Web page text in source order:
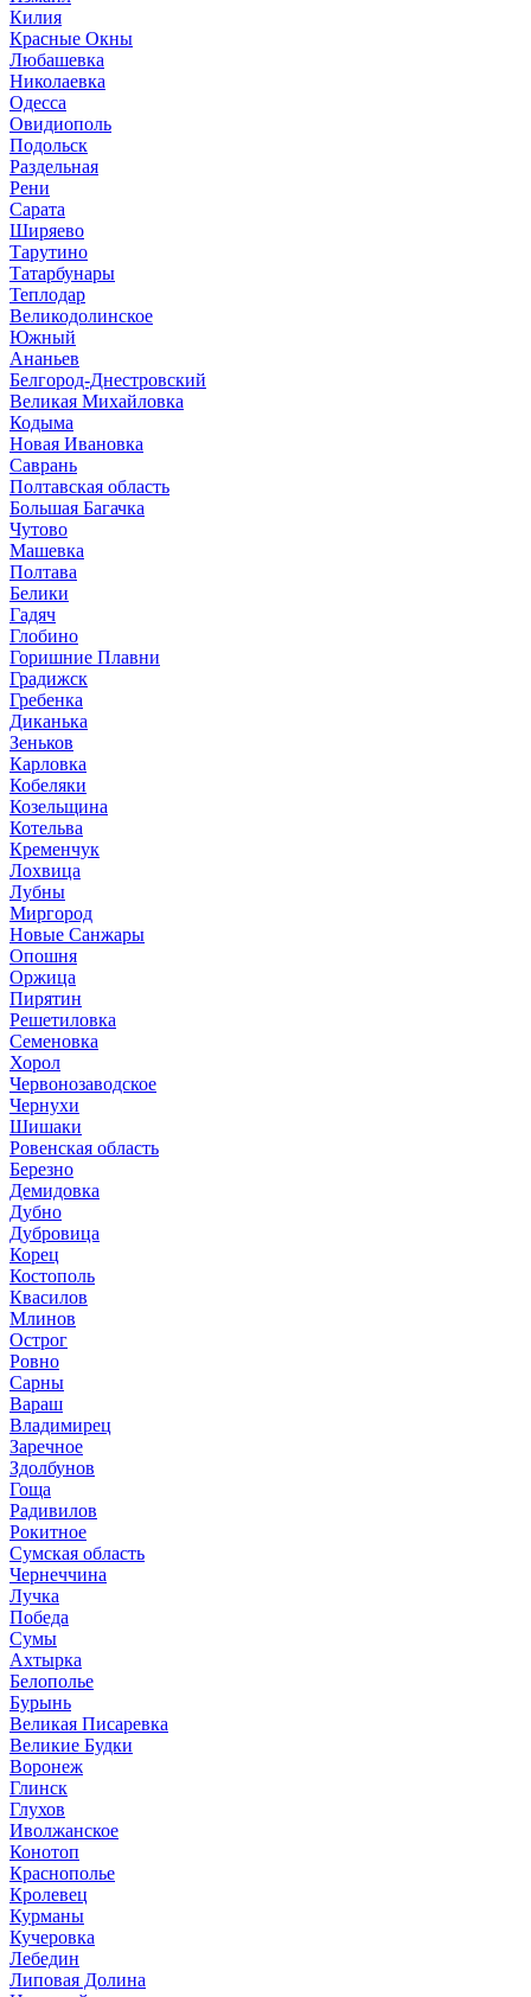
Килия
Красные Окны
Любашевка
Николаевка
Одесса
Овидиополь
Подольск
Раздельная
Рени
Сарата
Ширяево
Тарутино
Татарбунары
Теплодар
Великодолинское
Южный
Ананьев
Белгород-Днестровский
Великая Михайловка
Кодыма
Новая Ивановка
Саврань
Полтавская область
Большая Багачка
Чутово
Машевка
Полтава
Белики
Гадяч
Глобино
Горишние Плавни
Градижск
Гребенка
Диканька
Зеньков
Карловка
Кобеляки
Козельщина
Котельва
Кременчук
Лохвица
Лубны
Миргород
Новые Санжары
Опошня
Оржица
Пирятин
Решетиловка
Семеновка
Хорол
Червонозаводское
Чернухи
Шишаки
Ровенская область
Березно
Демидовка
Дубно
Дубровица
Корец
Костополь
Квасилов
Млинов
Острог
Ровно
Сарны
Вараш
Владимирец
Заречное
Здолбунов
Гоща
Радивилов
Рокитное
Сумская область
Чернеччина
Лучка
Победа
Сумы
Ахтырка
Белополье
Бурынь
Великая Писаревка
Великие Будки
Воронеж
Глинск
Глухов
Иволжанское
Конотоп
Краснополье
Кролевец
Курманы
Кучеровка
Лебедин
Липовая Долина